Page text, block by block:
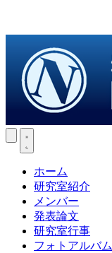
ホーム
研究室紹介
メンバー
発表論文
研究室行事
フォトアルバム